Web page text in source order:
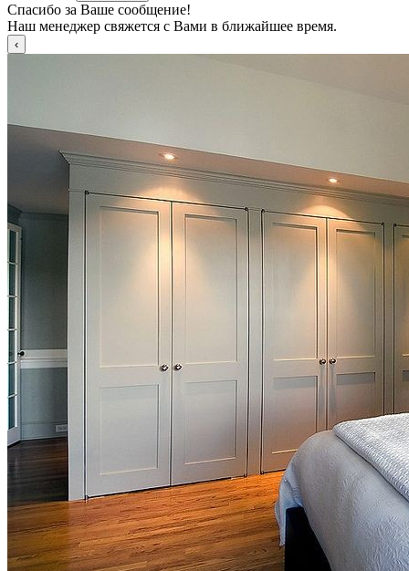
Спасибо за Ваше сообщение!
Наш менеджер свяжется с Вами в ближайшее время.